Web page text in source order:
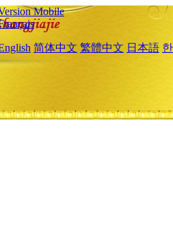
Mobile
简体中文 繁體中文 日本語